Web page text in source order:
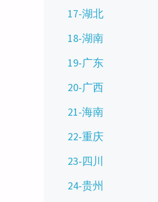
17-湖北
18-湖南
19-广东
20-广西
21-海南
22-重庆
23-四川
24-贵州